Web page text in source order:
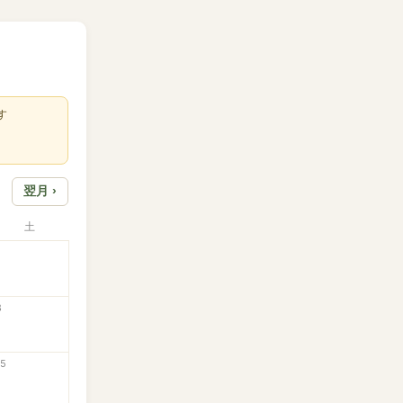
翌月 ›
土